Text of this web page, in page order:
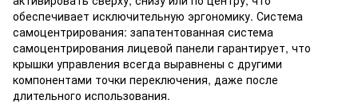
обеспечивает исключительную эргономику. Система
самоцентрирования: запатентованная система
самоцентрирования лицевой панели гарантирует, что
крышки управления всегда выравнены с другими
компонентами точки переключения, даже после
длительного использования.